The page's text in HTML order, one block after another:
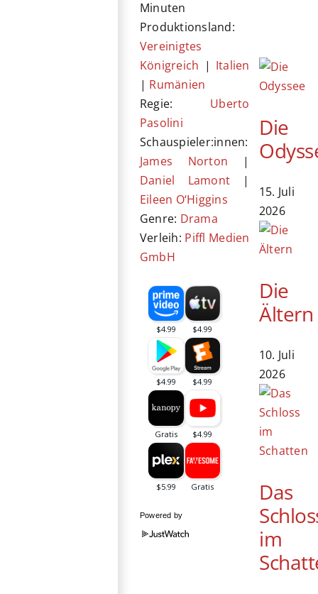
Minuten
Produktionsland:
Vereinigtes
Königreich | Italien
| Rumänien
Regie: Uberto
Pasolini
Schauspieler:innen:
James Norton |
Daniel Lamont |
Eileen O‘Higgins
Genre: Drama
Verleih: Piffl Medien
GmbH
Powered by
Die
15. Juli
2026
Die
Ältern
10. Juli
2026
Das
im